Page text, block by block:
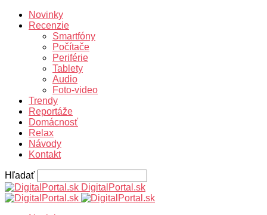
Novinky
Recenzie
Smartfóny
Počítače
Periférie
Tablety
Audio
Foto-video
Trendy
Reportáže
Domácnosť
Relax
Návody
Kontakt
Hľadať
DigitalPortal.sk